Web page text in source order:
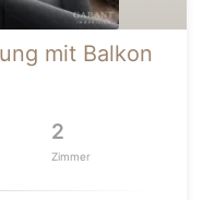
mit Balkon
2
Zimmer